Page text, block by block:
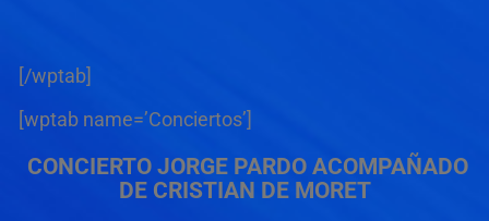
[/wptab]
[wptab name=’Conciertos’]
CONCIERTO JORGE PARDO ACOMPAÑADO
DE CRISTIAN DE MORET